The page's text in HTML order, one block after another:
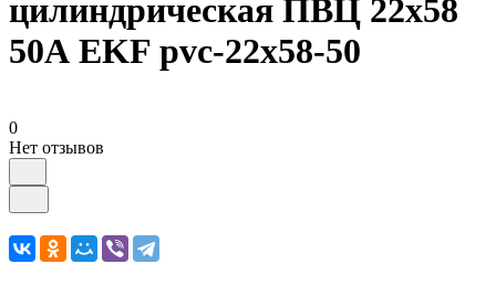
цилиндрическая ПВЦ 22х58
50А EKF pvc-22x58-50
0
Нет отзывов